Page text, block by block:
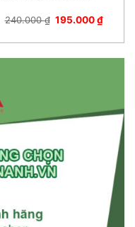
240.000₫ Giá
240.000 ₫.
195.000₫Giá
là: